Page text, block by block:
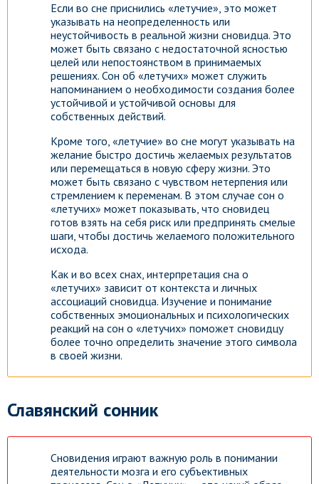
Если во сне приснились «летучие», это может
указывать на неопределенность или
неустойчивость в реальной жизни сновидца. Это
может быть связано с недостаточной ясностью
целей или непостоянством в принимаемых
решениях. Сон об «летучих» может служить
напоминанием о необходимости создания более
устойчивой и устойчивой основы для
собственных действий.
Кроме того, «летучие» во сне могут указывать на
желание быстро достичь желаемых результатов
или перемещаться в новую сферу жизни. Это
может быть связано с чувством нетерпения или
стремлением к переменам. В этом случае сон о
«летучих» может показывать, что сновидец
готов взять на себя риск или предпринять смелые
шаги, чтобы достичь желаемого положительного
исхода.
Как и во всех снах, интерпретация сна о
«летучих» зависит от контекста и личных
ассоциаций сновидца. Изучение и понимание
собственных эмоциональных и психологических
реакций на сон о «летучих» поможет сновидцу
более точно определить значение этого символа
в своей жизни.
Славянский сонник
Сновидения играют важную роль в понимании
деятельности мозга и его субъективных